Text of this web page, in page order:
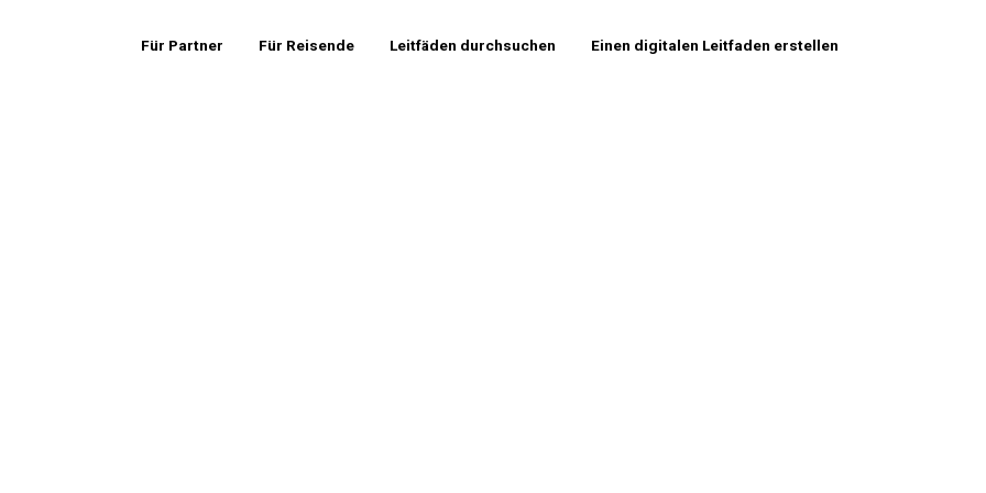
Für Partner Für Reisende Leitfäden durchsuchen Einen digitalen Leitfaden erstellen